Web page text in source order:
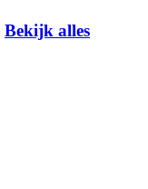
Bekijk alles